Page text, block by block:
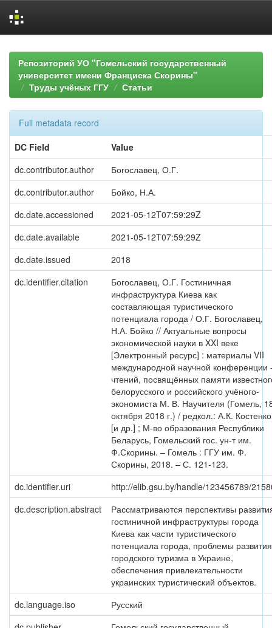
navigationРепозиторий УО "Гомельский государственный
университет имени Франциска Скорины"
Труды учёных ГГУ
Статьи
Full metadata record
DC Field
Value
dc.contributor.author
Богославец, О.Г.
dc.contributor.author
Бойко, Н.А.
dc.date.accessioned
2021-05-12T07:59:29Z
dc.date.available
2021-05-12T07:59:29Z
dc.date.issued
2018
dc.identifier.citation
Богославец, О.Г. Гостиничная
инфраструктура Киева как
составляющая туристического
потенциала города / О.Г. Богославец,
Н.А. Бойко // Актуальные вопросы
экономической науки в XXI веке
[Электронный ресурс] : материалы VII
международной научной конференции
чтений, посвящённых памяти
белорусского и российского учёного-
экономиста М. В. Научителя (Гомель,
октября 2018 г.) / редкол.: А.К. Костенко
[и др.] ; М-во образования Республики
Беларусь, Гомельский гос. ун-т им.
Ф.Скорины. – Гомель : ГГУ им. Ф.
Скорины, 2018. – С. 121-123.
dc.identifier.uri
http://elib.gsu.by/handle/123456789/
dc.description.abstract
Рассматриваются перспективы
гостиничной инфраструктуры города
Киева как части туристического
потенциала города, проблемы развития
городского туризма в Украине,
обеспечения привлекательности
украинских туристический объектов.
dc.language.iso
Русский